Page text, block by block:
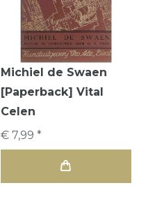
Michiel de Swaen
[Paperback] Vital
Celen
€ 7,99 *